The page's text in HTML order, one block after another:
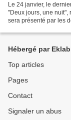
Le 24 janvier, le
"Deux jours, une nuit",
sera présenté par les
Hébergé par
Top articles
Pages
Contact
Signaler un abus